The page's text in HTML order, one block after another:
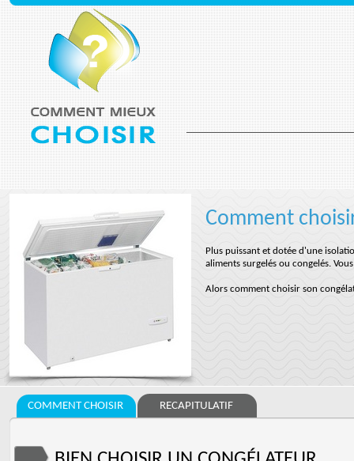
Comment
Plus puissant et dotée d'une
aliments surgelés ou congelés.
Alors comment choisir son
COMMENT CHOISIR RECAPITULATIF